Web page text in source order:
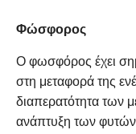
Φώσφορος
Ο φωσφόρος έχει
στη μεταφορά της
διαπερατότητα των
ανάπτυξη των